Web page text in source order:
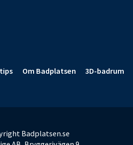
Om Badplatsen 3D-badrum
Badplatsen.se